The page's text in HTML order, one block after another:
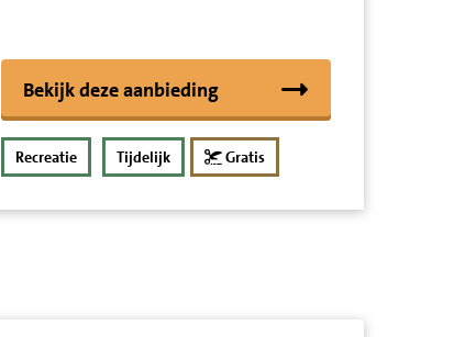
Bekijk deze aanbieding
Recreatie Tijdelijk Gratis